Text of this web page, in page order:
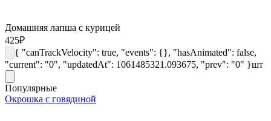
Домашняя лапша с курицей
425₽
{ "canTrackVelocity": true, "events": {}, "hasAnimated": false,
"current": "0", "updatedAt": 1061485321.093675, "prev": "0" }шт
Популярные
Окрошка с говядиной